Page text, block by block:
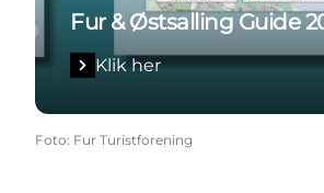
Fur & Østsalling Guide
Klik her
Foto: Fur Turistforening